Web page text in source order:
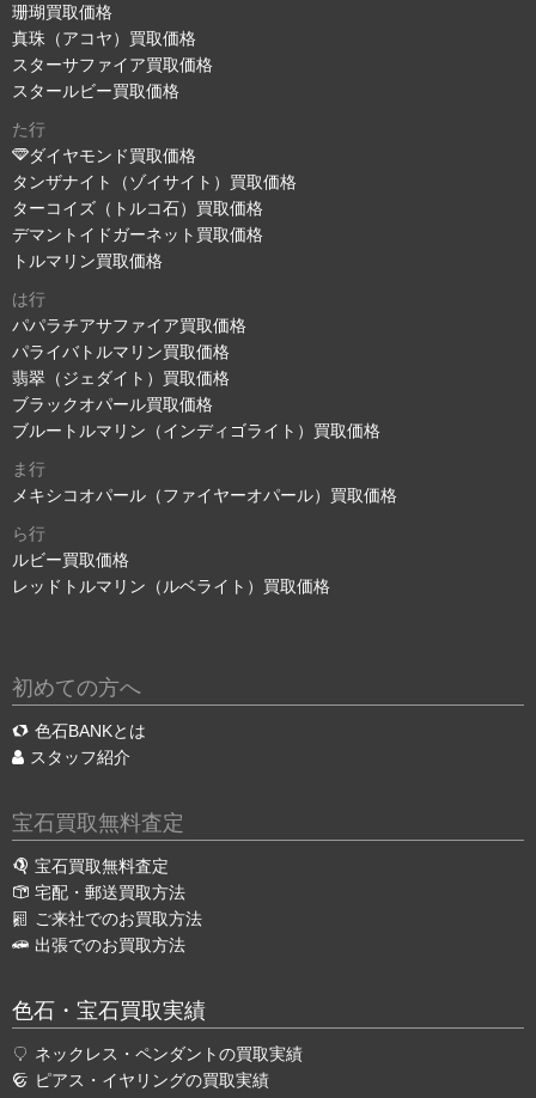
珊瑚買取価格
真珠（アコヤ）買取価格
スターサファイア買取価格
スタールビー買取価格
た行
ダイヤモンド買取価格
タンザナイト（ゾイサイト）買取価格
ターコイズ（トルコ石）買取価格
デマントイドガーネット買取価格
トルマリン買取価格
は行
パパラチアサファイア買取価格
パライバトルマリン買取価格
翡翠（ジェダイト）買取価格
ブラックオパール買取価格
ブルートルマリン（インディゴライト）買取価格
ま行
メキシコオパール（ファイヤーオパール）買取価格
ら行
ルビー買取価格
レッドトルマリン（ルベライト）買取価格
初めての方へ
色石BANKとは
スタッフ紹介
宝石買取無料査定
宝石買取無料査定
宅配・郵送買取方法
ご来社でのお買取方法
出張でのお買取方法
色石・宝石買取実績
ネックレス・ペンダントの買取実績
ピアス・イヤリングの買取実績